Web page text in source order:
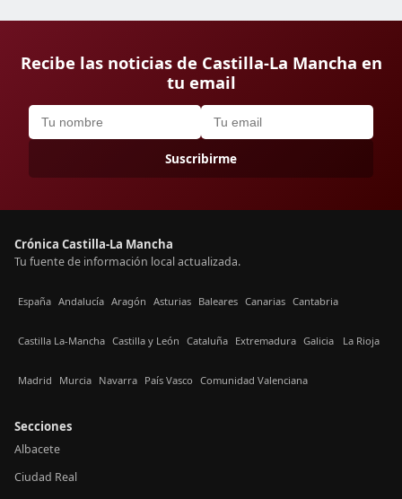
Recibe las noticias de Castilla-La Mancha en
tu email
Suscribirme
Crónica Castilla-La Mancha
Tu fuente de información local actualizada.
España Andalucía Aragón Asturias Baleares Canarias Cantabria
Castilla La-Mancha Castilla y León Cataluña Extremadura Galicia La Rioja
Madrid Murcia Navarra País Vasco Comunidad Valenciana
Secciones
Albacete
Ciudad Real